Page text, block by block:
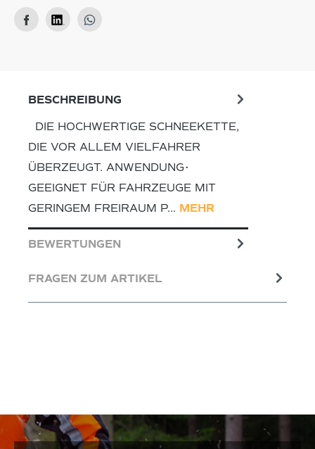
BESCHREIBUNG
DIE HOCHWERTIGE SCHNEEKETTE,
DIE VOR ALLEM VIELFAHRER
ÜBERZEUGT. ANWENDUNG•
GEEIGNET FÜR FAHRZEUGE MIT
GERINGEM FREIRAUM P… MEHR
BEWERTUNGEN
FRAGEN ZUM ARTIKEL